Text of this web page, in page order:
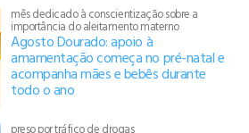
mês dedicado à conscientização sobre a
importância do aleitamento materno
Agosto Dourado: apoio à
amamentação começa no pré-natal e
acompanha mães e bebês durante
todo o ano
preso por tráfico de drogas